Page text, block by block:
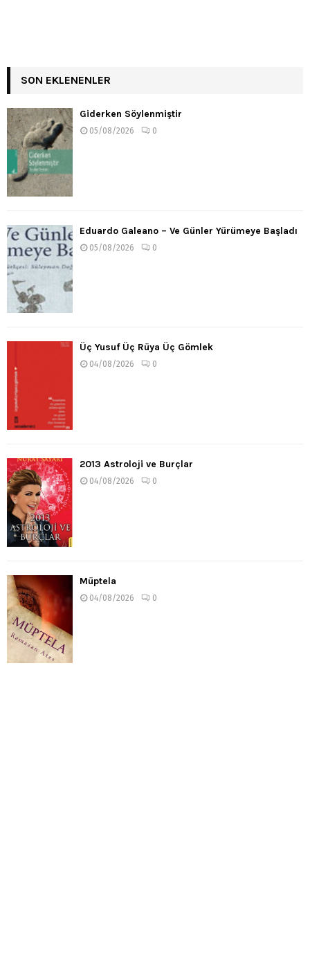
SON EKLENENLER
Giderken Söylenmiştir
05/08/2026 0
Eduardo Galeano – Ve Günler Yürümeye Başladı
05/08/2026 0
Üç Yusuf Üç Rüya Üç Gömlek
04/08/2026 0
2013 Astroloji ve Burçlar
04/08/2026 0
Müptela
04/08/2026 0